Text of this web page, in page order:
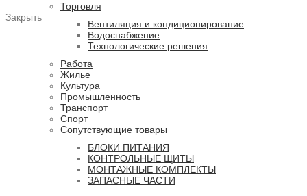
Торговля
Вентиляция и кондиционирование
Водоснабжение
Технологические решения
Работа
Жилье
Культура
Промышленность
Транспорт
Спорт
Сопутствующие товары
БЛОКИ ПИТАНИЯ
КОНТРОЛЬНЫЕ ЩИТЫ
МОНТАЖНЫЕ КОМПЛЕКТЫ
ЗАПАСНЫЕ ЧАСТИ
Закрыть